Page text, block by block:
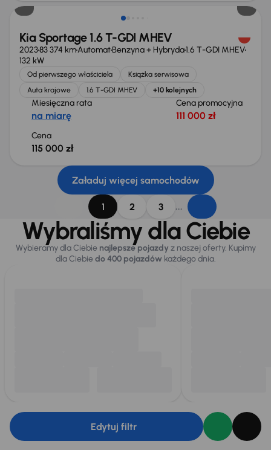
Kia Sportage 1.6 T-GDI MHEV
202383 374 kmAutomatBenzyna + Hybryda1.6 T-GDI MHEV
132 kW
Od pierwszego właściciela
Książka serwisowa
Auta krajowe
1.6 T-GDI MHEV +10 kolejnych
Miesięczna rata
na miarę
Cena promocyjna
111 000 zł
Cena
115 000 zł
Załaduj więcej samochodów
1 2 3 ...
Wybraliśmy dla Ciebie
Wybieramy dla Ciebie najlepsze pojazdy z naszej oferty. Kupimy
dla Ciebiedo 400 pojazdówkażdego dnia.
Edytuj filtr